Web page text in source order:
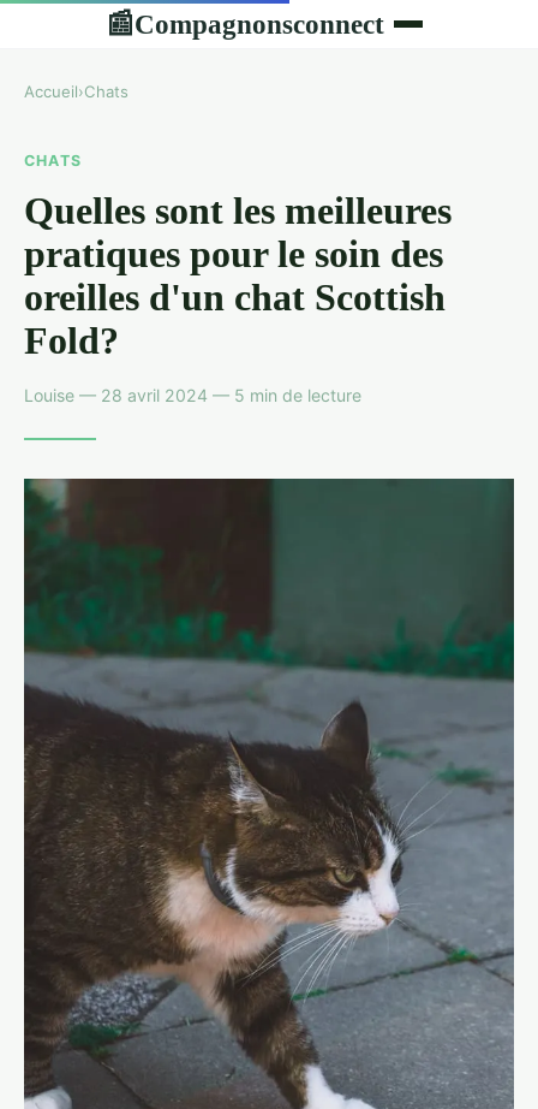
📰Compagnonsconnect
Accueil›Chats
CHATS
Quelles sont les meilleures
pratiques pour le soin des
oreilles d'un chat Scottish
Fold?
Louise — 28 avril 2024 — 5 min de lecture